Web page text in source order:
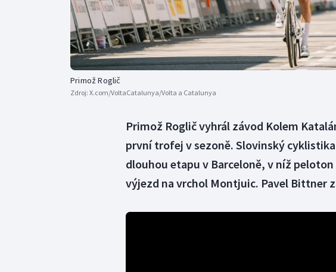
Primož Roglič
Zdroj: X.com/VoltaCatalunya/Volta a Catalunya
Primož Roglič vyhrál závod Kolem
první trofej v sezoně. Slovinský
dlouhou etapu v Barceloně, v níž
výjezd na vrchol Montjuic. Pavel Bittner